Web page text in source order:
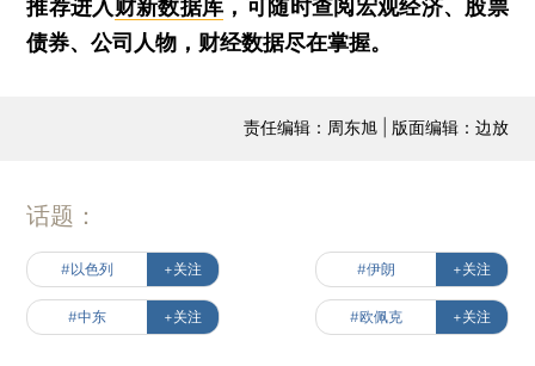
推荐进入财新数据库 ，可随时查阅宏观经济、股票
债券、公司人物，财经数据尽在掌握。
责任编辑：周东旭 | 版面编辑：边放
话题：
#以色列 +关注 #伊朗 +关注
#中东 +关注 #欧佩克 +关注